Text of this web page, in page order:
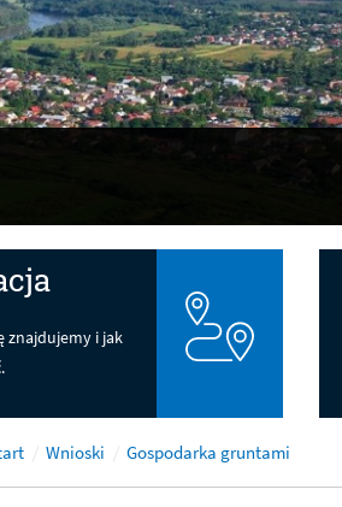
znajdujemy i jak
Wnioski Gospodarka gruntami